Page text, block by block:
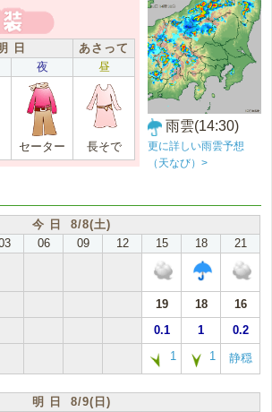
日
あさって
夜 昼
セーター 長そで
雨雲(14:30)
更に詳しい雨雲予想
（天なび）>
今 日 8/8(土)
06 09 12 15 18 21
19 18
16
0.1 1 0.2
1 1 静穏
明 日 8/9(日)